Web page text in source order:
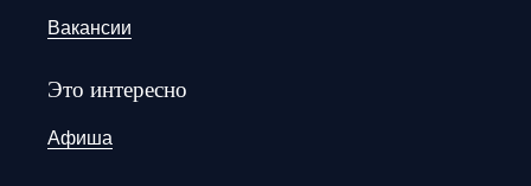
Вакансии
Это интересно
Афиша